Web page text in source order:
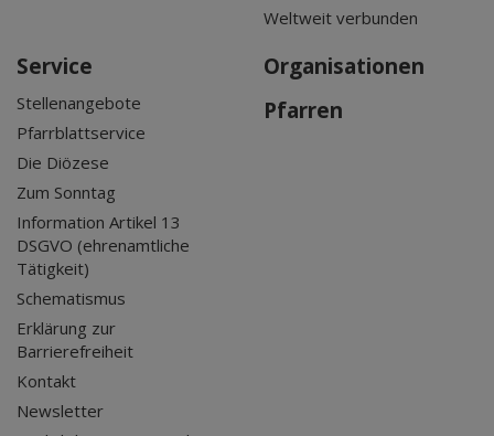
Weltweit verbunden
Service
Stellenangebote
Pfarrblattservice
Die Diözese
Zum Sonntag
Information Artikel 13
DSGVO (ehrenamtliche
Tätigkeit)
Schematismus
Erklärung zur
Barrierefreiheit
Kontakt
Newsletter
Organisationen
Pfarren